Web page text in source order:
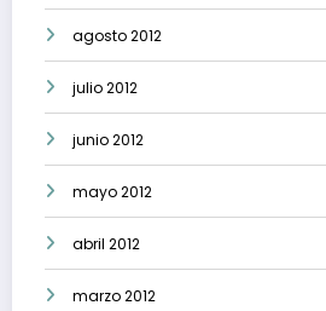
agosto 2012
julio 2012
junio 2012
mayo 2012
abril 2012
marzo 2012